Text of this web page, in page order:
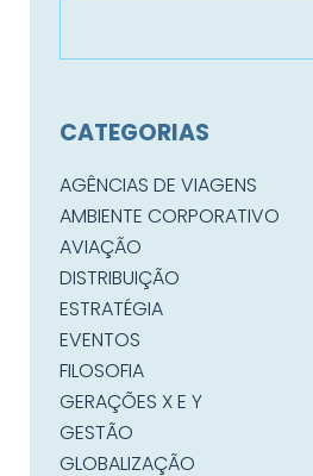
CATEGORIAS
AGÊNCIAS DE VIAGENS
AMBIENTE CORPORATIVO
AVIAÇÃO
DISTRIBUIÇÃO
ESTRATÉGIA
EVENTOS
FILOSOFIA
GERAÇÕES X E Y
GESTÃO
GLOBALIZAÇÃO